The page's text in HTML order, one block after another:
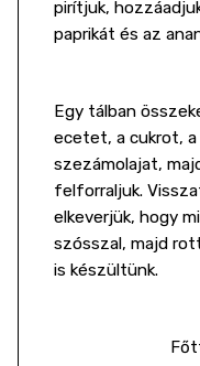
pirítjuk,
paprikát és az
Egy tálban
ecetet, a cukrot,
szezámolajat,
felforraljuk.
elkeverjük, hogy
szósszal, majd
is készültünk.